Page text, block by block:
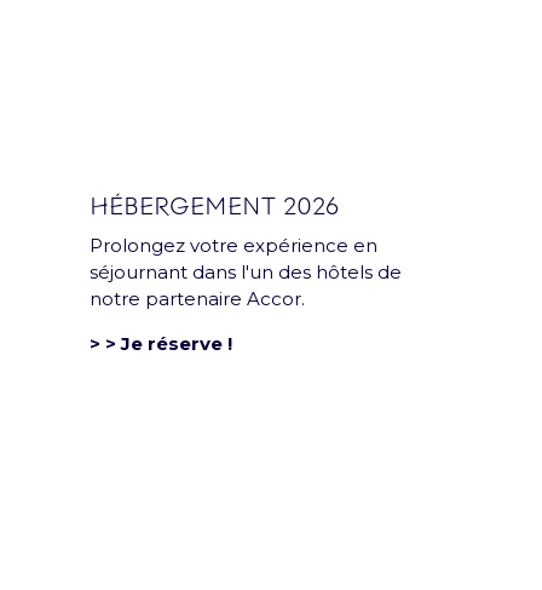
HÉBERGEMENT 2026
Prolongez votre expérience en
séjournant dans l'un des hôtels de
notre partenaire Accor.
> > Je réserve !